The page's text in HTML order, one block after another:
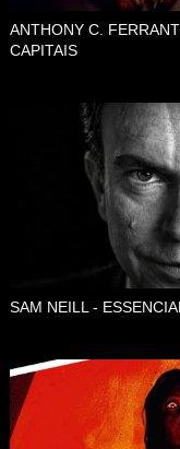
ANTHONY C.
CAPITAIS
SAM NEILL - ESSENCIAL